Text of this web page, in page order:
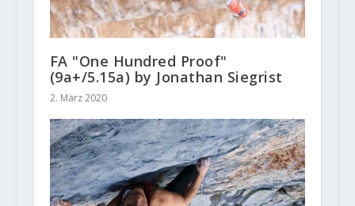
FA "One Hundred Proof"
(9a+/5.15a) by Jonathan Siegrist
2. März 2020